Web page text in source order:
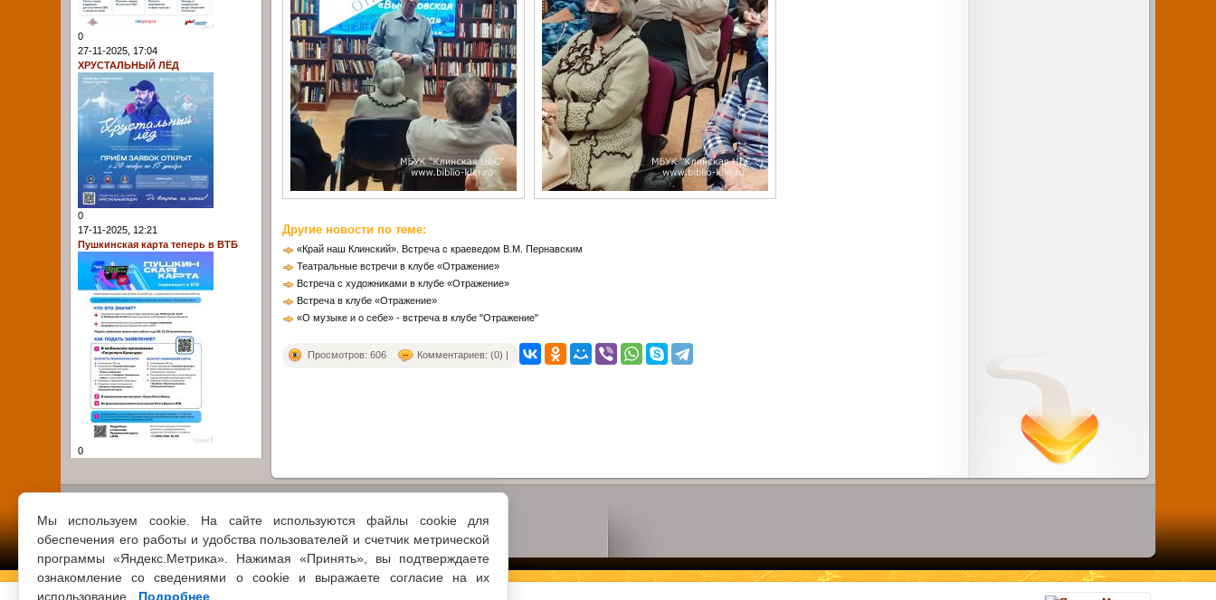
Мы используем cookie. На сайте используются файлы cookie для
обеспечения его работы и удобства пользователей и счетчик метрической
программы «Яндекс.Метрика». Нажимая «Принять», вы подтверждаете
ознакомление со сведениями о cookie и выражаете согласие на их
использование.
Подробнее
Другие новости по теме:
«Край наш Клинский». Встреча с краеведом В.М. Пернавским
Театральные встречи в клубе «Отражение»
Встреча с художниками в клубе «Отражение»
Встреча в клубе «Отражение»
«О музыке и о себе» - встреча в клубе "Отражение"
Просмотров: 606 Комментариев: (0) |
0
27-11-2025, 17:04
ХРУСТАЛЬНЫЙ ЛЁД
0
17-11-2025, 12:21
Пушкинская карта теперь в ВТБ
0